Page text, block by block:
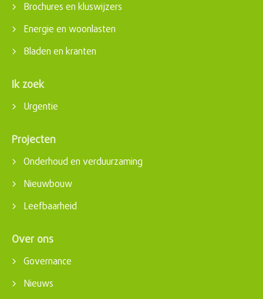
Brochures en kluswijzers
Energie en woonlasten
Bladen en kranten
Ik zoek
Urgentie
Projecten
Onderhoud en verduurzaming
Nieuwbouw
Leefbaarheid
Over ons
Governance
Nieuws